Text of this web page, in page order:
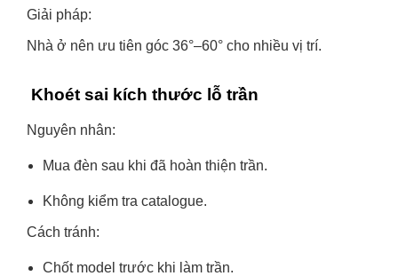
Giải pháp:
Nhà ở nên ưu tiên góc 36°–60° cho nhiều vị trí.
Khoét sai kích thước lỗ trần
Nguyên nhân:
Mua đèn sau khi đã hoàn thiện trần.
Không kiểm tra catalogue.
Cách tránh:
Chốt model trước khi làm trần.